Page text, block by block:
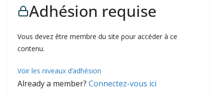
Adhésion requise
Vous devez être membre du site pour accéder à ce
contenu.
Voir les niveaux d’adhésion
Already a member? Connectez-vous ici